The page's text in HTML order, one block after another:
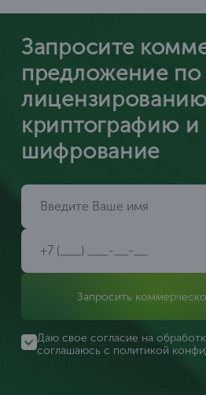
Запросите
предложение по
криптографию и
шифрование
Запросить
Даю свое согласие на
соглашаюсь с политикой